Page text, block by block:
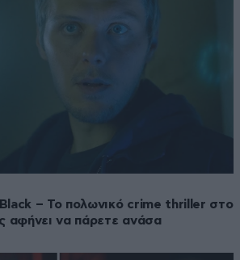
– Το πολωνικό crime thriller στο
αφήνει να πάρετε ανάσα